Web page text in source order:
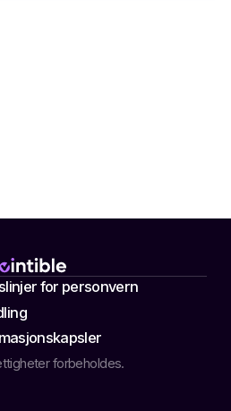
forbeholdes.
for personvern